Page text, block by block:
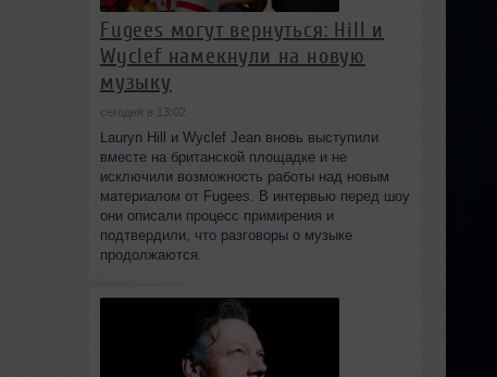
Fugees могут вернуться: Hill и
Wyclef намекнули на новую
музыку
сегодня в 13:02
Lauryn Hill и Wyclef Jean вновь выступили
вместе на британской площадке и не
исключили возможность работы над новым
материалом от Fugees. В интервью перед шоу
они описали процесс примирения и
подтвердили, что разговоры о музыке
продолжаются.